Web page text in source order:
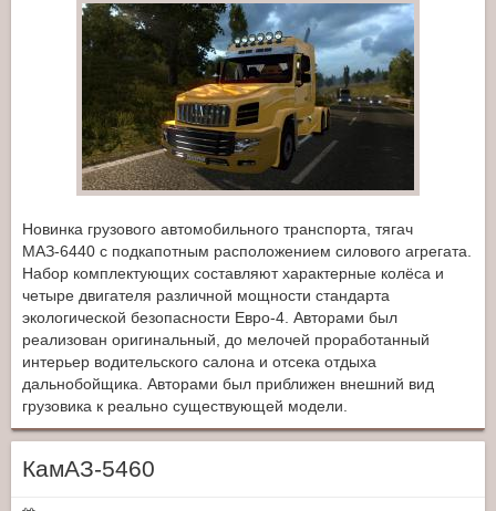
Новинка грузового автомобильного транспорта, тягач
МАЗ-6440 с подкапотным расположением силового агрегата.
Набор комплектующих составляют характерные колёса и
четыре двигателя различной мощности стандарта
экологической безопасности Евро-4. Авторами был
реализован оригинальный, до мелочей проработанный
интерьер водительского салона и отсека отдыха
дальнобойщика. Авторами был приближен внешний вид
грузовика к реально существующей модели.
КамАЗ-5460